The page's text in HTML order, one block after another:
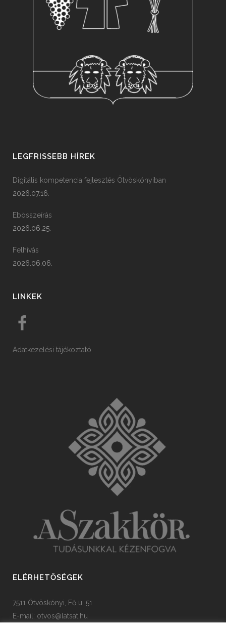
LEGFRISSEBB HÍREK
Digitális kompetencia fejlesztés Ötvöskónyiban
2026.07.16.
Ebösszeírás
2026.06.25.
Felhívás
2026.06.06.
LINKEK
Adatkezelési tájékoztató
ELÉRHETŐSÉGEK
7511 Ötvöskónyi, Fő u. 51.
E-mail: otvos@latsat.hu